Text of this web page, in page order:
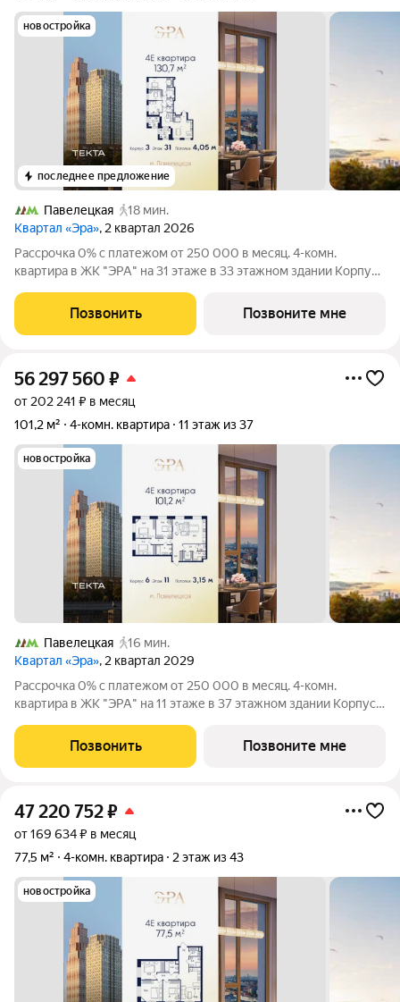
новостройка
последнее предложение
Павелецкая
18 мин.
Квартал «Эра», 2 квартал 2026
Рассрочка 0% с платежом от 250 000 в месяц. 4-комн.
квартира в ЖК "ЭРА" на 31 этаже в 33 этажном здании Корпус
потолков 4.05 м. Современный премиум-квартал ЭРА на
Дербеневской набережной,
Позвонить Позвоните мне
56 297 560 ₽
от 202 241 ₽ в месяц
101,2 м²
4-комн. квартира 11 этаж из 37
новостройка
Павелецкая
16 мин.
Квартал «Эра», 2 квартал 2029
Рассрочка 0% с платежом от 250 000 в месяц. 4-комн.
квартира в ЖК "ЭРА" на 11 этаже в 37 этажном здании Корпус
потолков 3.15 м. Современный премиум-квартал ЭРА на
Дербеневской набережной,
Позвонить Позвоните мне
47 220 752₽
от 169 634 ₽ в месяц
77,5 м²
4-комн. квартира 2 этаж из 43
новостройка